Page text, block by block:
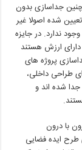
جداسازی بدون
شده اصولاغیر
وجودندارد.درجایزه
دارای ارزش هستند
پروژه های
طراحیداخلی،
جدا شده اند و
.
با درون
طرح ایده فضایی